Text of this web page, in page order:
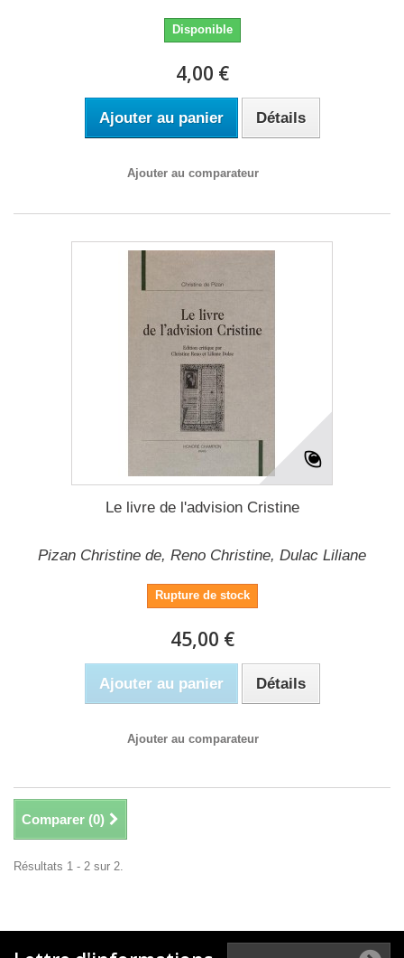
Disponible
4,00 €
Ajouter au panier Détails
Ajouter au comparateur
Le livre de l'advision Cristine
Pizan Christine de, Reno Christine, Dulac Liliane
Rupture de stock
45,00 €
Ajouter au panier Détails
Ajouter au comparateur
Comparer (0)
Résultats 1 - 2 sur 2.